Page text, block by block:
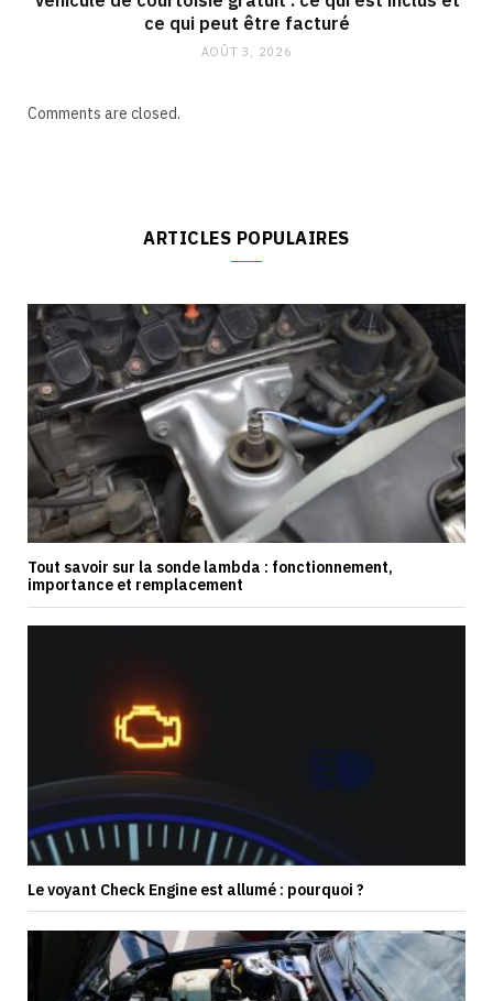
ce qui peut être facturé
AOÛT 3, 2026
Comments are closed.
ARTICLES POPULAIRES
Tout savoir sur la sonde lambda : fonctionnement,
importance et remplacement
Le voyant Check Engine est allumé : pourquoi ?